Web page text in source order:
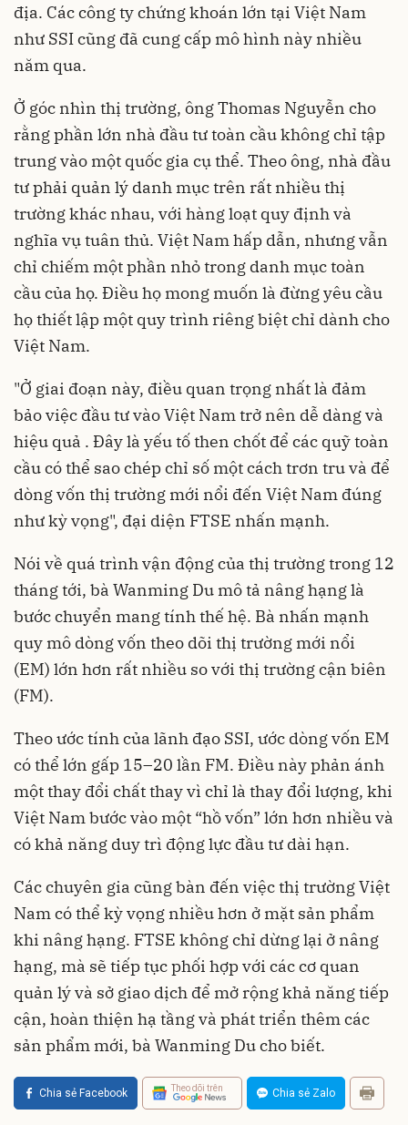
địa. Các công ty chứng khoán lớn tại Việt Nam
như SSI cũng đã cung cấp mô hình này nhiều
năm qua.
Ở góc nhìn thị trường, ông Thomas Nguyễn cho
rằng phần lớn nhà đầu tư toàn cầu không chỉ tập
trung vào một quốc gia cụ thể. Theo ông, nhà đầu
tư phải quản lý danh mục trên rất nhiều thị
trường khác nhau, với hàng loạt quy định và
nghĩa vụ tuân thủ. Việt Nam hấp dẫn, nhưng vẫn
chỉ chiếm một phần nhỏ trong danh mục toàn
cầu của họ. Điều họ mong muốn là đừng yêu cầu
họ thiết lập một quy trình riêng biệt chỉ dành cho
Việt Nam.
"Ở giai đoạn này, điều quan trọng nhất là đảm
bảo việc đầu tư vào Việt Nam trở nên dễ dàng và
hiệu quả . Đây là yếu tố then chốt để các quỹ toàn
cầu có thể sao chép chỉ số một cách trơn tru và để
dòng vốn thị trường mới nổi đến Việt Nam đúng
như kỳ vọng", đại diện FTSE nhấn mạnh.
Nói về quá trình vận động của thị trường trong 12
tháng tới, bà Wanming Du mô tả nâng hạng là
bước chuyển mang tính thế hệ. Bà nhấn mạnh
quy mô dòng vốn theo dõi thị trường mới nổi
(EM) lớn hơn rất nhiều so với thị trường cận biên
(FM).
Theo ước tính của lãnh đạo SSI, ước dòng vốn EM
có thể lớn gấp 15–20 lần FM. Điều này phản ánh
một thay đổi chất thay vì chỉ là thay đổi lượng, khi
Việt Nam bước vào một “hồ vốn” lớn hơn nhiều và
có khả năng duy trì động lực đầu tư dài hạn.
Các chuyên gia cũng bàn đến việc thị trường Việt
Nam có thể kỳ vọng nhiều hơn ở mặt sản phẩm
khi nâng hạng. FTSE không chỉ dừng lại ở nâng
hạng, mà sẽ tiếp tục phối hợp với các cơ quan
quản lý và sở giao dịch để mở rộng khả năng tiếp
cận, hoàn thiện hạ tầng và phát triển thêm các
sản phẩm mới, bà Wanming Du cho biết.
Chia sẻ Facebook Theo dõi trên Chia sẻ Zalo